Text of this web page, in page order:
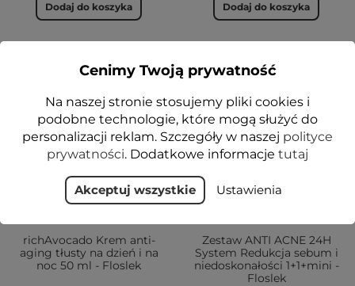
Dodaj do koszyka Dodaj do koszyka
richAvocado Krem anti-
aging tłusty na dzień i na
noc 50 ml - Floslek
VEGE
Zestaw ANTI ACNE 24H
System Redukcja sebum i
niedoskonałości 1+1+mini -
Floslek
Cenimy Twoją prywatność
Na naszej stronie stosujemy pliki cookies i
podobne technologie, które mogą służyć do
personalizacji reklam. Szczegóły w naszej polityce
prywatności. Dodatkowe informacje tutaj
Akceptuj wszystkie Ustawienia